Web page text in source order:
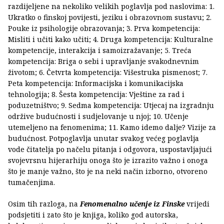
razdijeljene na nekoliko velikih poglavlja pod naslovima: 1.
Ukratko o finskoj povijesti, jeziku i obrazovnom sustavu; 2.
Pouke iz psihologije obrazovanja; 3. Prva kompetencija:
Misliti i učiti kako učiti; 4. Druga kompetencija: Kulturalne
kompetencije, interakcija i samoizražavanje; 5. Treća
kompetencija: Briga o sebi i upravljanje svakodnevnim
životom; 6. Četvrta kompetencija: Višestruka pismenost; 7.
Peta kompetencija: Informacijska i komunikacijska
tehnologija; 8. Šesta kompetencija: Vještine za rad i
poduzetništvo; 9. Sedma kompetencija: Utjecaj na izgradnju
održive budućnosti i sudjelovanje u njoj; 10. Učenje
utemeljeno na fenomenima; 11. Kamo idemo dalje? Vizije za
budućnost. Potpoglavlja unutar svakog većeg poglavlja
vode čitatelja po načelu pitanja i odgovora, uspostavljajući
svojevrsnu hijerarhiju onoga što je izrazito važno i onoga
što je manje važno, što je na neki način izborno, otvoreno
tumačenjima.
Osim tih razloga, naFenomenalno učenje iz Finskevrijedi
podsjetiti i zato što je knjiga, koliko god autorska,